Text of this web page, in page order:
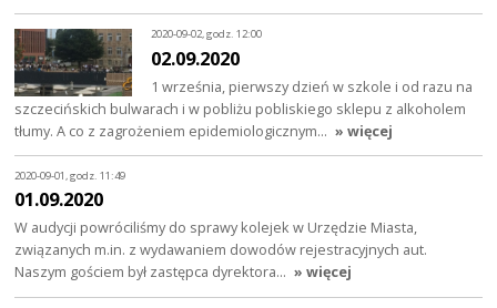
2020-09-02, godz. 12:00
02.09.2020
1 września, pierwszy dzień w szkole i od razu na
szczecińskich bulwarach i w pobliżu pobliskiego sklepu z alkoholem
tłumy. A co z zagrożeniem epidemiologicznym… » więcej
2020-09-01, godz. 11:49
01.09.2020
W audycji powróciliśmy do sprawy kolejek w Urzędzie Miasta,
związanych m.in. z wydawaniem dowodów rejestracyjnych aut.
Naszym gościem był zastępca dyrektora… » więcej